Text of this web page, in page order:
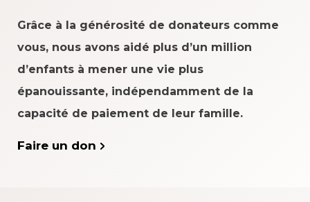
Grâce à la générosité de donateurs comme
vous, nous avons aidé plus d’un million
d’enfants à mener une vie plus
épanouissante, indépendamment de la
capacité de paiement de leur famille.
Faire un don